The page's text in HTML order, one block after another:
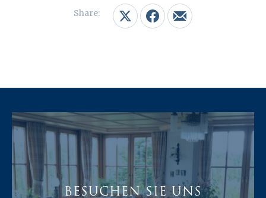
Share:
Share on XShare on Facebook
Share by Email
BESUCHEN SIE UNS